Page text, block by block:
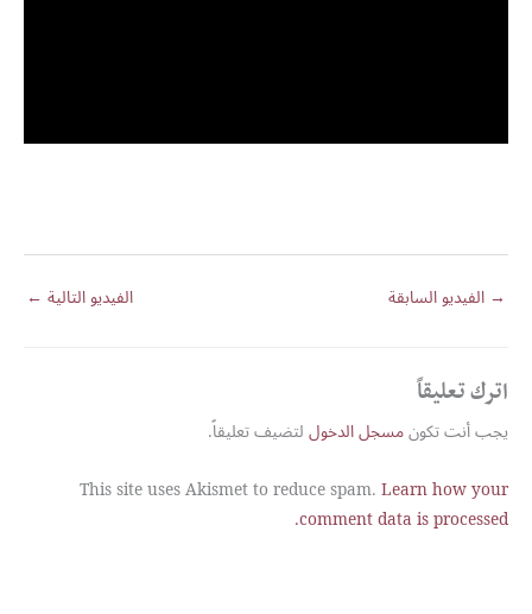
→ الفيديو السابقة الفيديو التالية ←
اترك تعليقاً
يجب أنت تكونمسجل الدخوللتضيف تعليقاً.
This site uses Akismet to reduce spam.Learn how your
comment data is processed.